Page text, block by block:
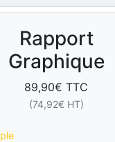
Rapport
Graphique
89,90€ TTC
(74,92€ HT)